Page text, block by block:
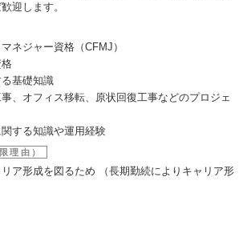
迎します。
ネジャー資格（CFMJ）
格
る基礎知識
事、オフィス移転、原状回復工事などのプロジェ
する知識や運用経験
理由）
ア形成を図るため （長期勤続によりキャリア形